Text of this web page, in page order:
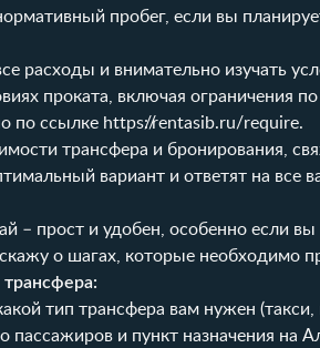
пробег, если вы
расходы и внимательно изучать
проката, включая ограничения
по ссылке https://rentasib.ru/require.
трансфера и бронирования,
вариант и ответят на все
– прост и удобен, особенно если
о шагах, которые необходимо
тип трансфера вам нужен
пассажиров и пункт назначения на